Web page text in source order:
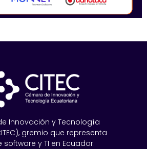
Innovación y Tecnología
gremio que representa
y TI en Ecuador.